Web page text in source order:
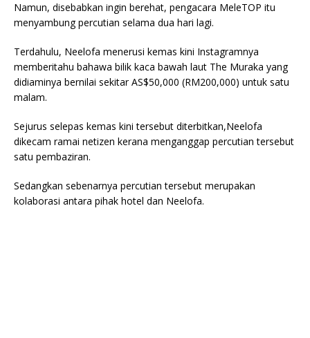
Namun, disebabkan ingin berehat, pengacara MeleTOP itu
menyambung percutian selama dua hari lagi.
Terdahulu, Neelofa menerusi kemas kini Instagramnya
memberitahu bahawa bilik kaca bawah laut The Muraka yang
didiaminya bernilai sekitar AS$50,000 (RM200,000) untuk satu
malam.
Sejurus selepas kemas kini tersebut diterbitkan,Neelofa
dikecam ramai netizen kerana menganggap percutian tersebut
satu pembaziran.
Sedangkan sebenarnya percutian tersebut merupakan
kolaborasi antara pihak hotel dan Neelofa.